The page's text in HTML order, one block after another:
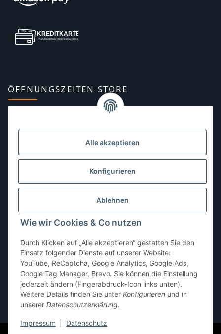
Alle akzeptieren
Konfigurieren
Ablehnen
Wie wir Cookies & Co nutzen
Durch Klicken auf „Alle akzeptieren“ gestatten Sie den
Einsatz folgender Dienste auf unserer Website:
YouTube, ReCaptcha, Google Analytics, Google Ads,
Google Tag Manager, Brevo. Sie können die Einstellung
jederzeit ändern (Fingerabdruck-Icon links unten).
Weitere Details finden Sie unter Konfigurieren und in
unserer Datenschutzerklärung.
Impressum Datenschutz
ÖFFNUNGSZEITEN STORE
10:00–13:00, 14:00–18:00 Uhr
Dienstag:10:00–13:00, 14:00–16:00 Uhr
10:00–13:00 Uhr
Freitag:10:00–13:00, 14:00–18:00 Uhr
Sonntag: geschlossen
* Alle Preise inkl. gesetzlicher USt., zzgl. Versand